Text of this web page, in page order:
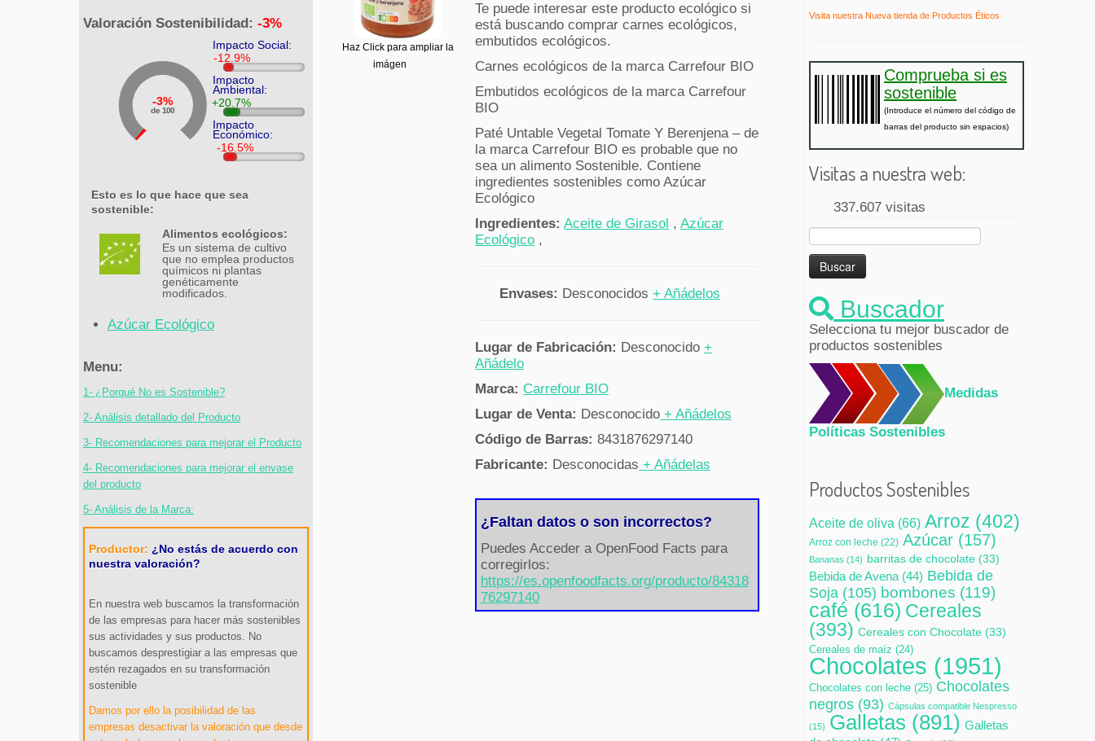
Valoración Sostenibilidad: -3%
3%
de 100
Impacto Social:
Impacto
Ambiental:
Impacto
Económico:
Esto es lo que hace que sea
sostenible:
Alimentos ecológicos:
Es un sistema de cultivo
que no emplea productos
químicos ni plantas
genéticamente
modificados.
Azúcar Ecológico
Menu:
1- ¿Porqué No es Sostenible?
2- Análisis detallado del Producto
3- Recomendaciones para mejorar el Producto
4- Recomendaciones para mejorar el envase
del producto
5- Análisis de la Marca:
Productor: ¿No estás de acuerdo con
nuestra valoración?
En nuestra web buscamos la transformación
de las empresas para hacer más sostenibles
sus actividades y sus productos. No
buscamos desprestigiar a las empresas que
estén rezagados en su transformación
sostenible
Damos por ello la posibilidad de las
empresas desactivar la valoración que desde
Haz Click para ampliar la
imágen
Te puede interesar este producto ecológico si
está buscando comprar carnes ecológicos,
embutidos ecológicos.
Carnes ecológicos de la marca Carrefour BIO
Embutidos ecológicos de la marca Carrefour
BIO
Paté Untable Vegetal Tomate Y Berenjena – de
la marca Carrefour BIO es probable que no
sea un alimento Sostenible. Contiene
ingredientes sostenibles como Azúcar
Ecológico
Ingredientes: Aceite de Girasol ,Azúcar
Ecológico ,
Envases: Desconocidos+ Añádelos
Lugar de Fabricación: Desconocido+
Añádelo
Marca: Carrefour BIO
Lugar de Venta: Desconocido + Añádelos
Código de Barras:8431876297140
Fabricante: Desconocidas + Añádelas
¿Faltan datos o son incorrectos?
Puedes Acceder a OpenFood Facts para
corregirlos:
https://es.openfoodfacts.org/producto/84318
76297140
Visita nuestra Nueva tienda de Productos Éticos
Comprueba si es
sostenible
(Introduce el número del código de
barras del producto sin espacios)
Visitas a nuestra web:
337.607 visitas
Buscador
Selecciona tu mejor buscador de
productos sostenibles
Medidas
Políticas Sostenibles
Productos Sostenibles
Aceite de oliva (66) Arroz (402)
Arroz con leche (22) Azúcar (157)
Bananas (14) barritas de chocolate (33)
Bebida de Avena (44) Bebida de
Soja (105) bombones (119)
café (616) Cereales
(393) Cereales con Chocolate (33)
Cereales de maíz (24)
Chocolates (1951)
Chocolates con leche (25) Chocolates
negros (93) Cápsulas compatible Nespresso
(15) Galletas (891) Galletas